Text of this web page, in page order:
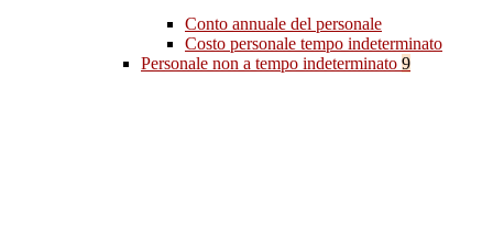
Conto annuale del personale
Costo personale tempo indeterminato
Personale non a tempo indeterminato 9